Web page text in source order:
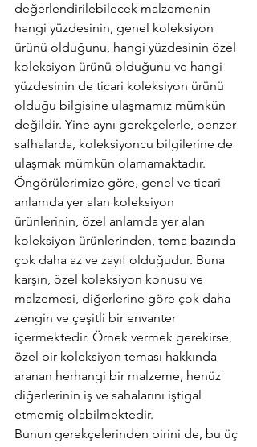
değerlendirilebilecek malzemenin
hangi yüzdesinin, genel koleksiyon
ürünü olduğunu, hangi yüzdesinin özel
koleksiyon ürünü olduğunu ve hangi
yüzdesinin de ticari koleksiyon ürünü
olduğu bilgisine ulaşmamız mümkün
değildir. Yine aynı gerekçelerle, benzer
safhalarda, koleksiyoncu bilgilerine de
ulaşmak mümkün olamamaktadır.
Öngörülerimize göre, genel ve ticari
anlamda yer alan koleksiyon
ürünlerinin, özel anlamda yer alan
koleksiyon ürünlerinden, tema bazında
çok daha az ve zayıf olduğudur. Buna
karşın, özel koleksiyon konusu ve
malzemesi, diğerlerine göre çok daha
zengin ve çeşitli bir envanter
içermektedir. Örnek vermek gerekirse,
özel bir koleksiyon teması hakkında
aranan herhangi bir malzeme, henüz
diğerlerinin iş ve sahalarını iştigal
etmemiş olabilmektedir.
Bunun gerekçelerinden birini de, bu üç